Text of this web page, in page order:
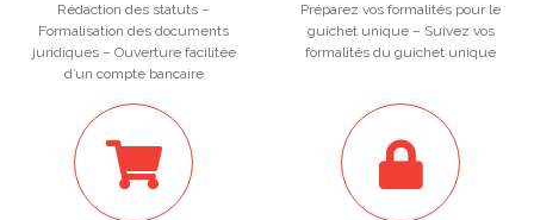
Rédaction des statuts –
Formalisation des documents
juridiques – Ouverture facilitée
d’un compte bancaire
Préparez vos formalités pour le
guichet unique – Suivez vos
formalités du guichet unique